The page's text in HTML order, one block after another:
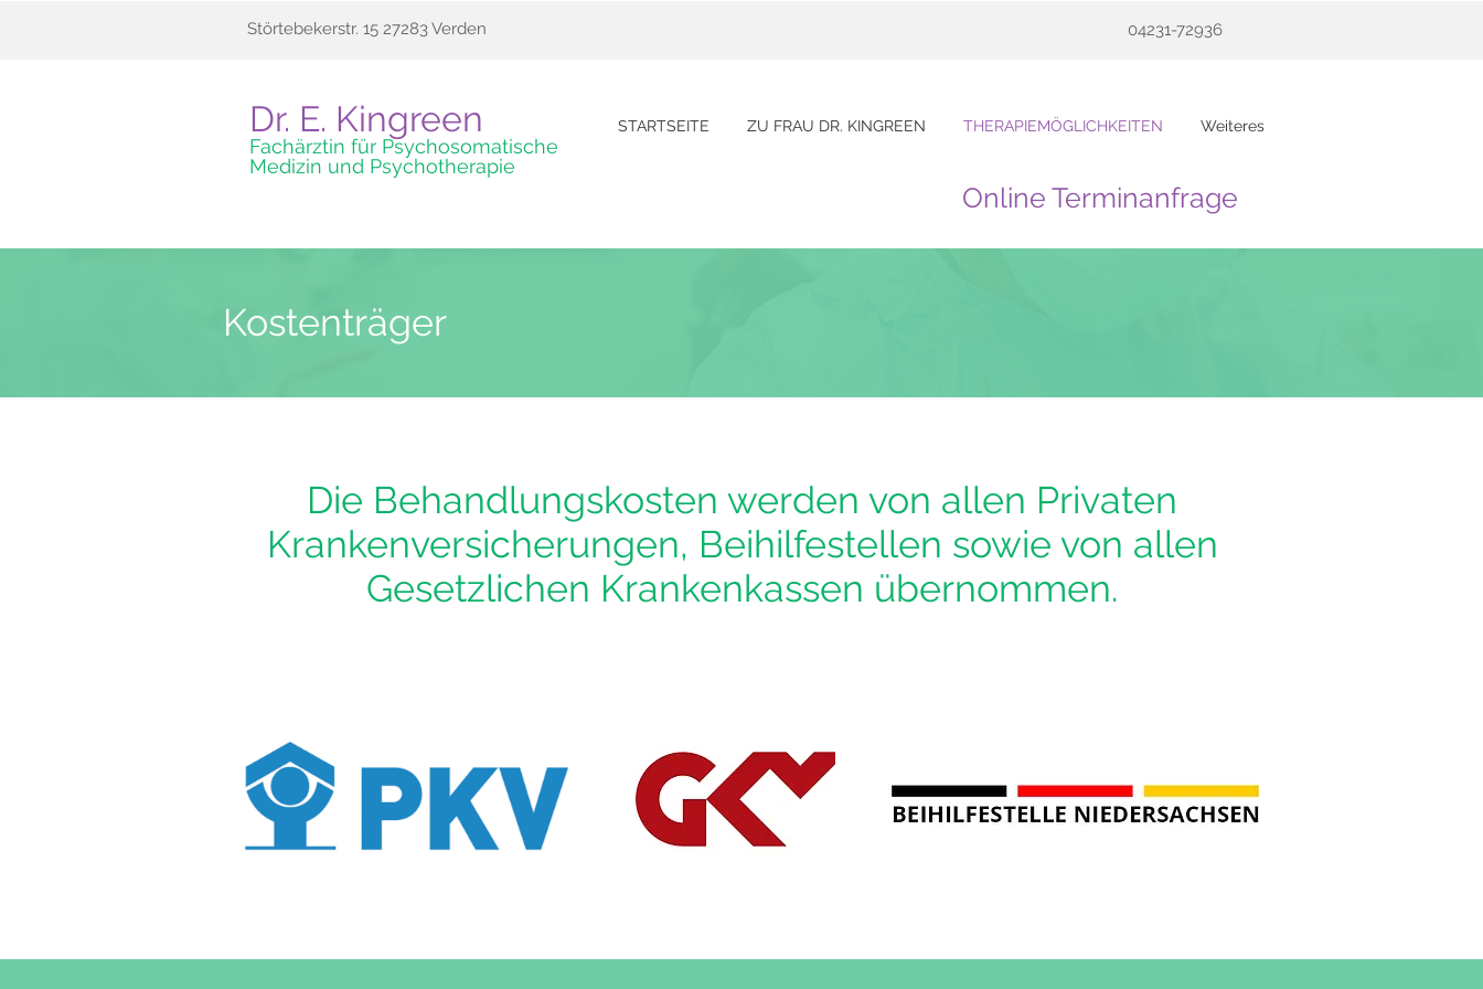
Störtebekerstr. 15 27283 Verden 04231-72936
Dr. E. Kingreen
Fachärztin für Psychosomatische
Medizin und Psychotherapie
STARTSEITE ZU FRAU DR. KINGREEN THERAPIEMÖGLICHKEITEN Weiteres
Online Terminanfrage
Kostenträger
Die Behandlungskosten werden von allen Privaten
Krankenversicherungen, Beihilfestellen sowie von allen
Gesetzlichen Krankenkassen übernommen.